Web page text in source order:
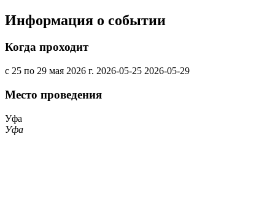
Информация о событии
Когда проходит
с 25 по 29 мая 2026 г. 2026-05-25 2026-05-29
Место проведения
Уфа
Уфа